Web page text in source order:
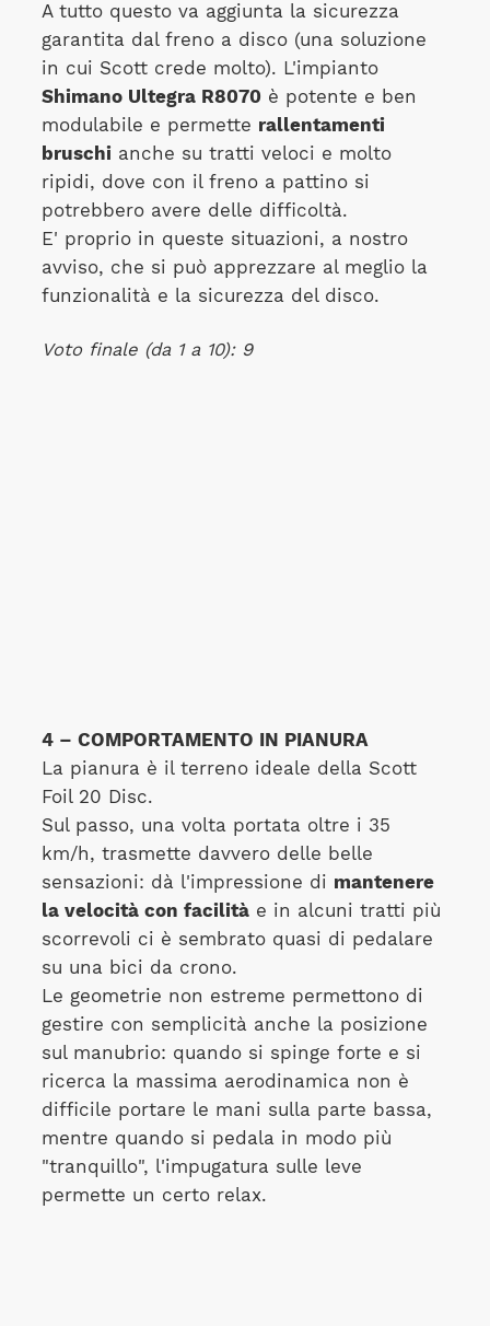
A tutto questo va aggiunta la sicurezza
garantita dal freno a disco (una soluzione
in cui Scott crede molto). L'impianto
Shimano Ultegra R8070 è potente e ben
modulabile e permette rallentamenti
bruschianche su tratti veloci e molto
ripidi, dove con il freno a pattino si
potrebbero avere delle difficoltà.
E' proprio in queste situazioni, a nostro
avviso, che si può apprezzare al meglio la
funzionalità e la sicurezza del disco.
Voto finale (da 1 a 10): 9
4 – COMPORTAMENTO IN PIANURA
La pianura è il terreno ideale della Scott
Foil 20 Disc.
Sul passo, una volta portata oltre i 35
km/h, trasmette davvero delle belle
sensazioni: dà l'impressione di mantenere
la velocità con facilitàe in alcuni tratti più
scorrevoli ci è sembrato quasi di pedalare
su una bici da crono.
Le geometrie non estreme permettono di
gestire con semplicità anche la posizione
sul manubrio: quando si spinge forte e si
ricerca la massima aerodinamica non è
difficile portare le mani sulla parte bassa,
mentre quando si pedala in modo più
"tranquillo", l'impugatura sulle leve
permette un certo relax.